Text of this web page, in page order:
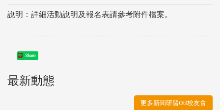
說明：詳細活動說明及報名表請參考附件檔案。
Share
最新動態
更多新聞研習OB校友會